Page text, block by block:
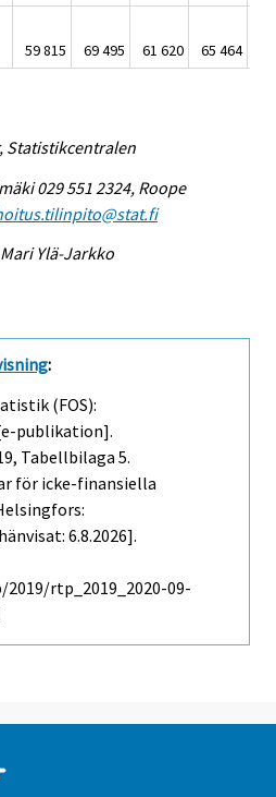
59 815 69 495 61 620 65 464
Statistikcentralen
029 551 2324, Roope
Ylä-Jarkko
:
(FOS):
publikation].
Tabellbilaga 5.
för icke-finansiella
6.8.2026].
rtp_2019_2020-09-